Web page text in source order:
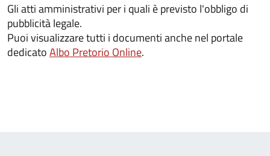
Gli atti amministrativi per i quali è previsto l'obbligo di
pubblicità legale.
Puoi visualizzare tutti i documenti anche nel portale
dedicatoAlbo Pretorio Online.